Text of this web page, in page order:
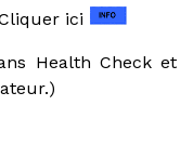
ici
Health Check et